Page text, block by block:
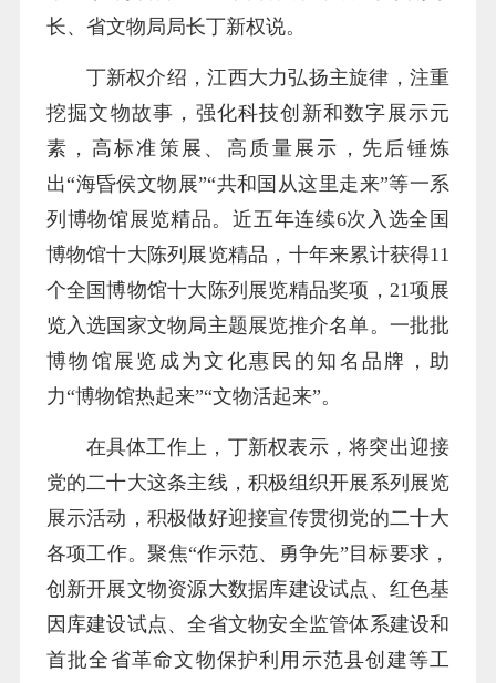
长、省文物局局长丁新权说。
丁新权介绍，江西大力弘扬主旋律，注重
挖掘文物故事，强化科技创新和数字展示元
素，高标准策展、高质量展示，先后锤炼
出“海昏侯文物展”“共和国从这里走来”等一系
列博物馆展览精品。近五年连续6次入选全国
博物馆十大陈列展览精品，十年来累计获得11
个全国博物馆十大陈列展览精品奖项，21项展
览入选国家文物局主题展览推介名单。一批批
博物馆展览成为文化惠民的知名品牌，助
力“博物馆热起来”“文物活起来”。
在具体工作上，丁新权表示，将突出迎接
党的二十大这条主线，积极组织开展系列展览
展示活动，积极做好迎接宣传贯彻党的二十大
各项工作。聚焦“作示范、勇争先”目标要求，
创新开展文物资源大数据库建设试点、红色基
因库建设试点、全省文物安全监管体系建设和
首批全省革命文物保护利用示范县创建等工